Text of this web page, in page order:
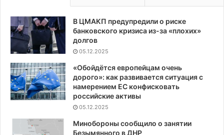
В ЦМАКП предупредили о риске
банковского кризиса из-за «плохих»
долгов
05.12.2025
«Обойдётся европейцам очень
дорого»: как развивается ситуация с
намерением ЕС конфисковать
российские активы
05.12.2025
Минобороны сообщило о занятии
Безымянного в ДНР